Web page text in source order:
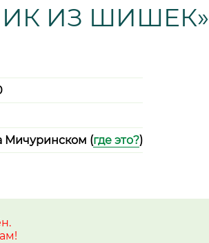
ИЗ ШИШЕК»
Мичуринском (где это?)